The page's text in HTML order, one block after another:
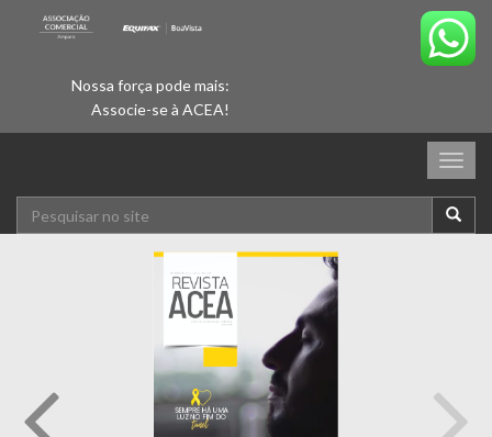
Nossa força pode mais:
Associe-se à ACEA!